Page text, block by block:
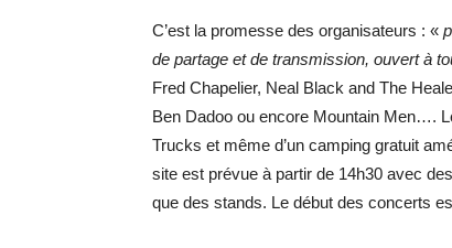
C’est la promesse des organisateurs : «
de partage et de transmission, ouvert à
Fred Chapelier, Neal Black and The
Ben Dadoo ou encore Mountain Men….
Trucks et même d’un camping gratuit
site est prévue à partir de 14h30 avec
que des stands. Le début des concerts